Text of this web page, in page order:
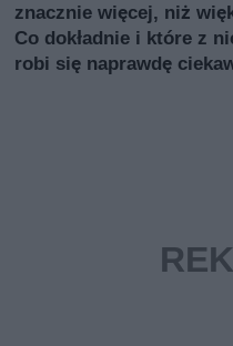
znacznie więcej, niż
Co dokładnie i które z
robi się naprawdę